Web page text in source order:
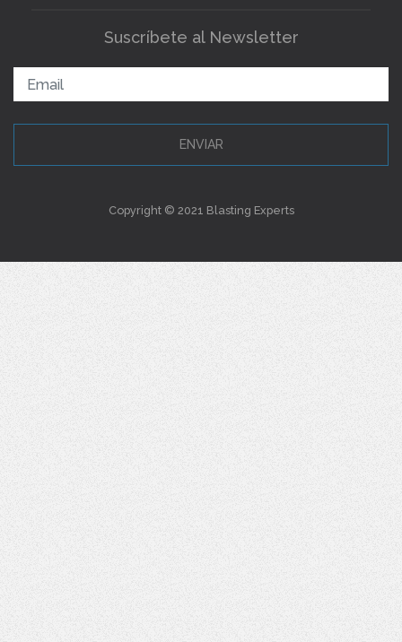
Suscríbete al Newsletter
ENVIAR
Copyright © 2021 Blasting Experts